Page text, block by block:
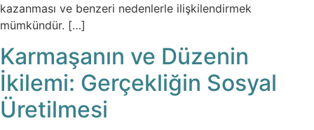
kazanması ve benzeri nedenlerle ilişkilendirmek
mümkündür. […]
Karmaşanın ve Düzenin
İkilemi: Gerçekliğin Sosyal
Üretilmesi